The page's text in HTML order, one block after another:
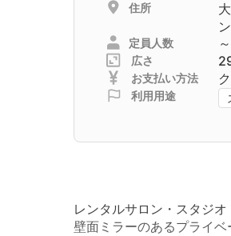
住所
定員人数
広さ
お支払い方法
利用用途
レンタルサロン・スタジ
壁面ミラーのあるプライ